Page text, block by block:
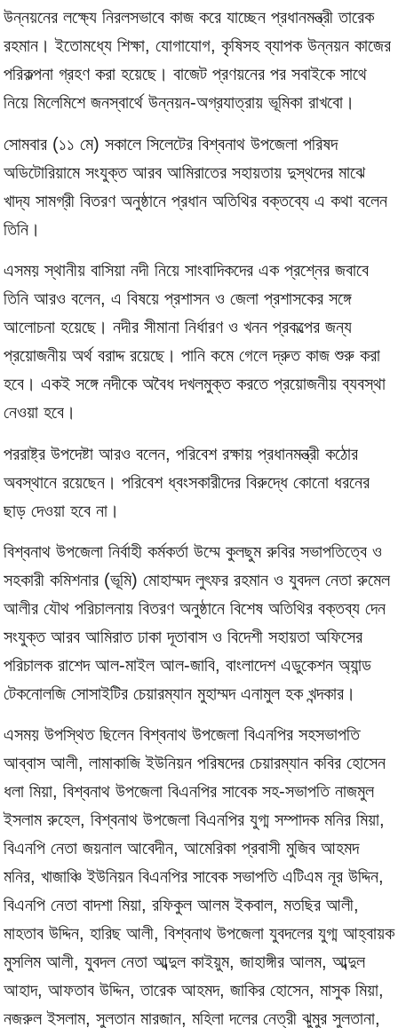
উন্নয়নের লক্ষ্যে নিরলসভাবে কাজ করে যাচ্ছেন প্রধানমন্ত্রী তারেক
রহমান। ইতোমধ্যে শিক্ষা, যোগাযোগ, কৃষিসহ ব্যাপক উন্নয়ন কাজের
পরিকল্পনা গ্রহণ করা হয়েছে। বাজেট প্রণয়নের পর সবাইকে সাথে
নিয়ে মিলেমিশে জনস্বার্থে উন্নয়ন-অগ্রযাত্রায় ভূমিকা রাখবো।
সোমবার (১১ মে) সকালে সিলেটের বিশ্বনাথ উপজেলা পরিষদ
অডিটোরিয়ামে সংযুক্ত আরব আমিরাতের সহায়তায় দুস্থদের মাঝে
খাদ্য সামগ্রী বিতরণ অনুষ্ঠানে প্রধান অতিথির বক্তব্যে এ কথা বলেন
তিনি।
এসময় স্থানীয় বাসিয়া নদী নিয়ে সাংবাদিকদের এক প্রশ্নের জবাবে
তিনি আরও বলেন, এ বিষয়ে প্রশাসন ও জেলা প্রশাসকের সঙ্গে
আলোচনা হয়েছে। নদীর সীমানা নির্ধারণ ও খনন প্রকল্পের জন্য
প্রয়োজনীয় অর্থ বরাদ্দ রয়েছে। পানি কমে গেলে দ্রুত কাজ শুরু করা
হবে। একই সঙ্গে নদীকে অবৈধ দখলমুক্ত করতে প্রয়োজনীয় ব্যবস্থা
নেওয়া হবে।
পররাষ্ট্র উপদেষ্টা আরও বলেন, পরিবেশ রক্ষায় প্রধানমন্ত্রী কঠোর
অবস্থানে রয়েছেন। পরিবেশ ধ্বংসকারীদের বিরুদ্ধে কোনো ধরনের
ছাড় দেওয়া হবে না।
বিশ্বনাথ উপজেলা নির্বাহী কর্মকর্তা উম্মে কুলছুম রুবির সভাপতিত্বে ও
সহকারী কমিশনার (ভূমি) মোহাম্মদ লুৎফর রহমান ও যুবদল নেতা রুমেল
আলীর যৌথ পরিচালনায় বিতরণ অনুষ্ঠানে বিশেষ অতিথির বক্তব্য দেন
সংযুক্ত আরব আমিরাত ঢাকা দূতাবাস ও বিদেশী সহায়তা অফিসের
পরিচালক রাশেদ আল-মাইল আল-জাবি, বাংলাদেশ এডুকেশন অ্যান্ড
টেকনোলজি সোসাইটির চেয়ারম্যান মুহাম্মদ এনামুল হক খন্দকার।
এসময় উপস্থিত ছিলেন বিশ্বনাথ উপজেলা বিএনপির সহসভাপতি
আব্বাস আলী, লামাকাজি ইউনিয়ন পরিষদের চেয়ারম্যান কবির হোসেন
ধলা মিয়া, বিশ্বনাথ উপজেলা বিএনপির সাবেক সহ-সভাপতি নাজমুল
ইসলাম রুহেল, বিশ্বনাথ উপজেলা বিএনপির যুগ্ম সম্পাদক মনির মিয়া,
বিএনপি নেতা জয়নাল আবেদীন, আমেরিকা প্রবাসী মুজিব আহমদ
মনির, খাজাঞ্চি ইউনিয়ন বিএনপির সাবেক সভাপতি এটিএম নূর উদ্দিন,
বিএনপি নেতা বাদশা মিয়া, রফিকুল আলম ইকবাল, মতছির আলী,
মাহতাব উদ্দিন, হারিছ আলী, বিশ্বনাথ উপজেলা যুবদলের যুগ্ম আহ্বায়ক
মুসলিম আলী, যুবদল নেতা আব্দুল কাইয়ুম, জাহাঙ্গীর আলম, আব্দুল
আহাদ, আফতাব উদ্দিন, তারেক আহমদ, জাকির হোসেন, মাসুক মিয়া,
নজরুল ইসলাম, সুলতান মারজান, মহিলা দলের নেত্রী ঝুমুর সুলতানা,